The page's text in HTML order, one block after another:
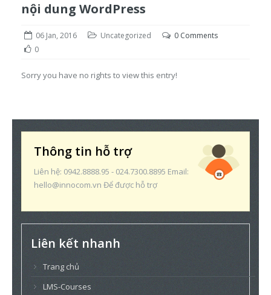
nội dung WordPress
06 Jan, 2016 Uncategorized
0 Comments
0
Sorry you have no rights to view this entry!
Thông tin hỗ trợ
Liên hệ: 0942.8888.95 - 024.7300.8895 Email:
hello@innocom.vn Để được hỗ trợ
Liên kết nhanh
Trang chủ
LMS-Courses